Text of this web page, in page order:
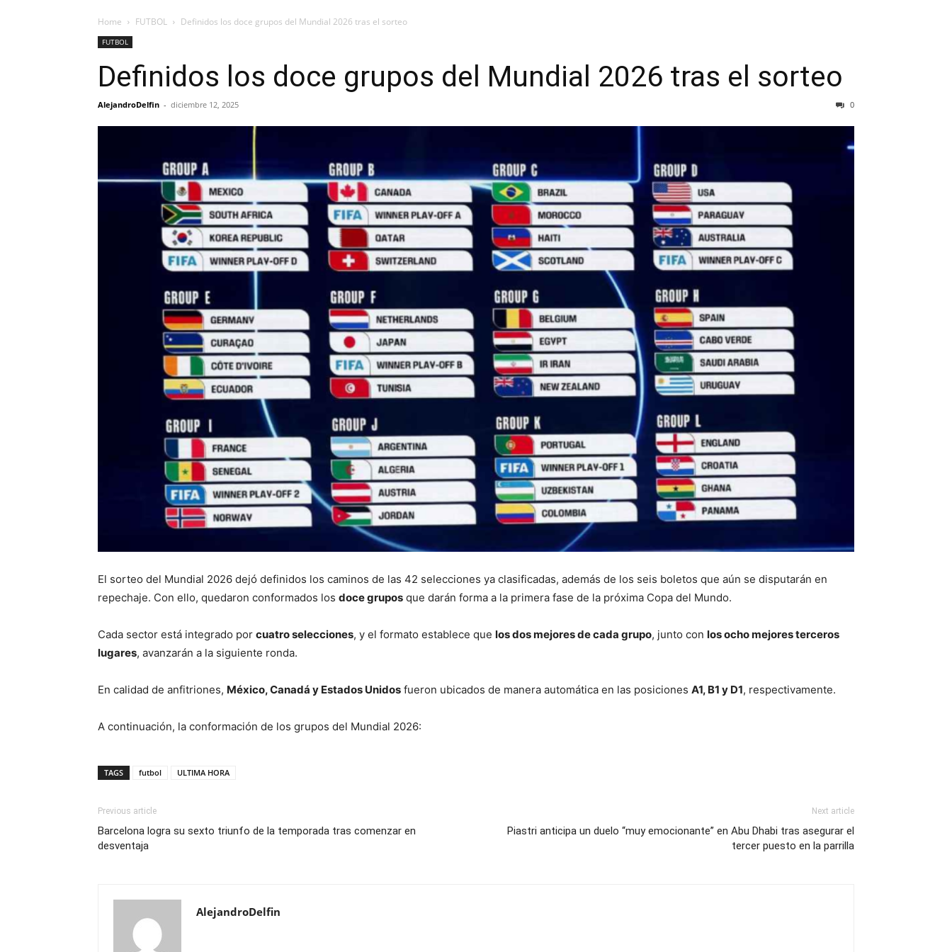
Home FUTBOL Definidos los doce grupos del Mundial 2026 tras el sorteo
FUTBOL
Definidos los doce grupos del Mundial 2026 tras el sorteo
AlejandroDelfin - diciembre 12, 2025 0
El sorteo del Mundial 2026 dejó definidos los caminos de las 42 selecciones ya clasificadas, además de los seis boletos que aún se disputarán en
repechaje. Con ello, quedaron conformados los doce grupos que darán forma a la primera fase de la próxima Copa del Mundo.
Cada sector está integrado por cuatro selecciones, y el formato establece que los dos mejores de cada grupo, junto con los ocho mejores terceros
lugares, avanzarán a la siguiente ronda.
En calidad de anfitriones, México, Canadá y Estados Unidos fueron ubicados de manera automática en las posiciones A1, B1 y D1, respectivamente.
A continuación, la conformación de los grupos del Mundial 2026:
TAGS futbol ULTIMA HORA
Previous article
Barcelona logra su sexto triunfo de la temporada tras comenzar en
desventaja
Next article
Piastri anticipa un duelo “muy emocionante” en Abu Dhabi tras asegurar el
tercer puesto en la parrilla
AlejandroDelfin